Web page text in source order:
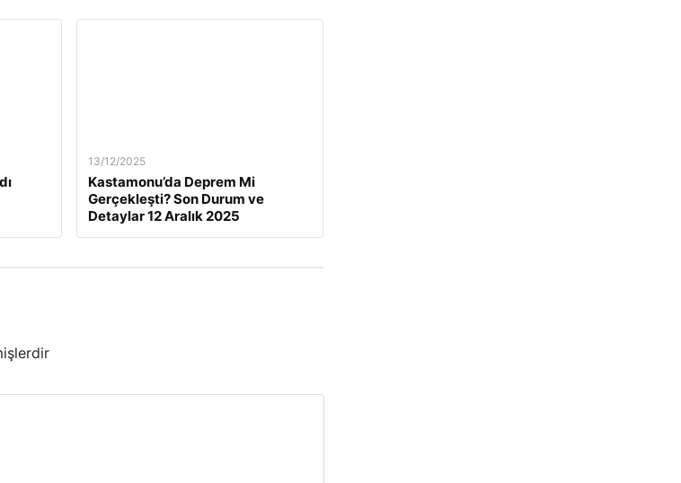
13/12/2025
Kastamonu’da Deprem Mi
Gerçekleşti? Son Durum ve
Detaylar 12 Aralık 2025